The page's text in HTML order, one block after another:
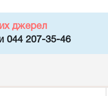
джерел
044 207-35-46